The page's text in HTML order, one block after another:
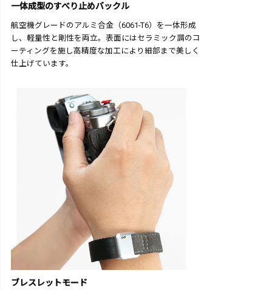
一体成型のすべり止めバックル
航空機グレードのアルミ合金（6061-T6）を一体形成
し、軽量性と剛性を両立。表面にはセラミック調のコ
ーティングを施し高精度な加工により細部まで美しく
仕上げています。
ブレスレットモード